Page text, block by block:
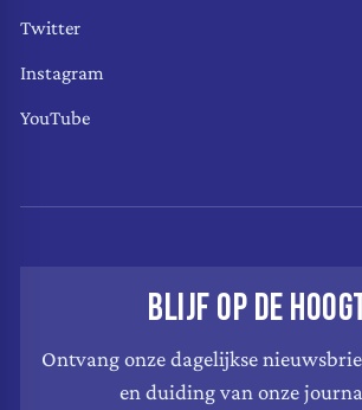
Twitter
Instagram
YouTube
BLIJF OP DE
Ontvang onze dagelijkse
en duiding van onze